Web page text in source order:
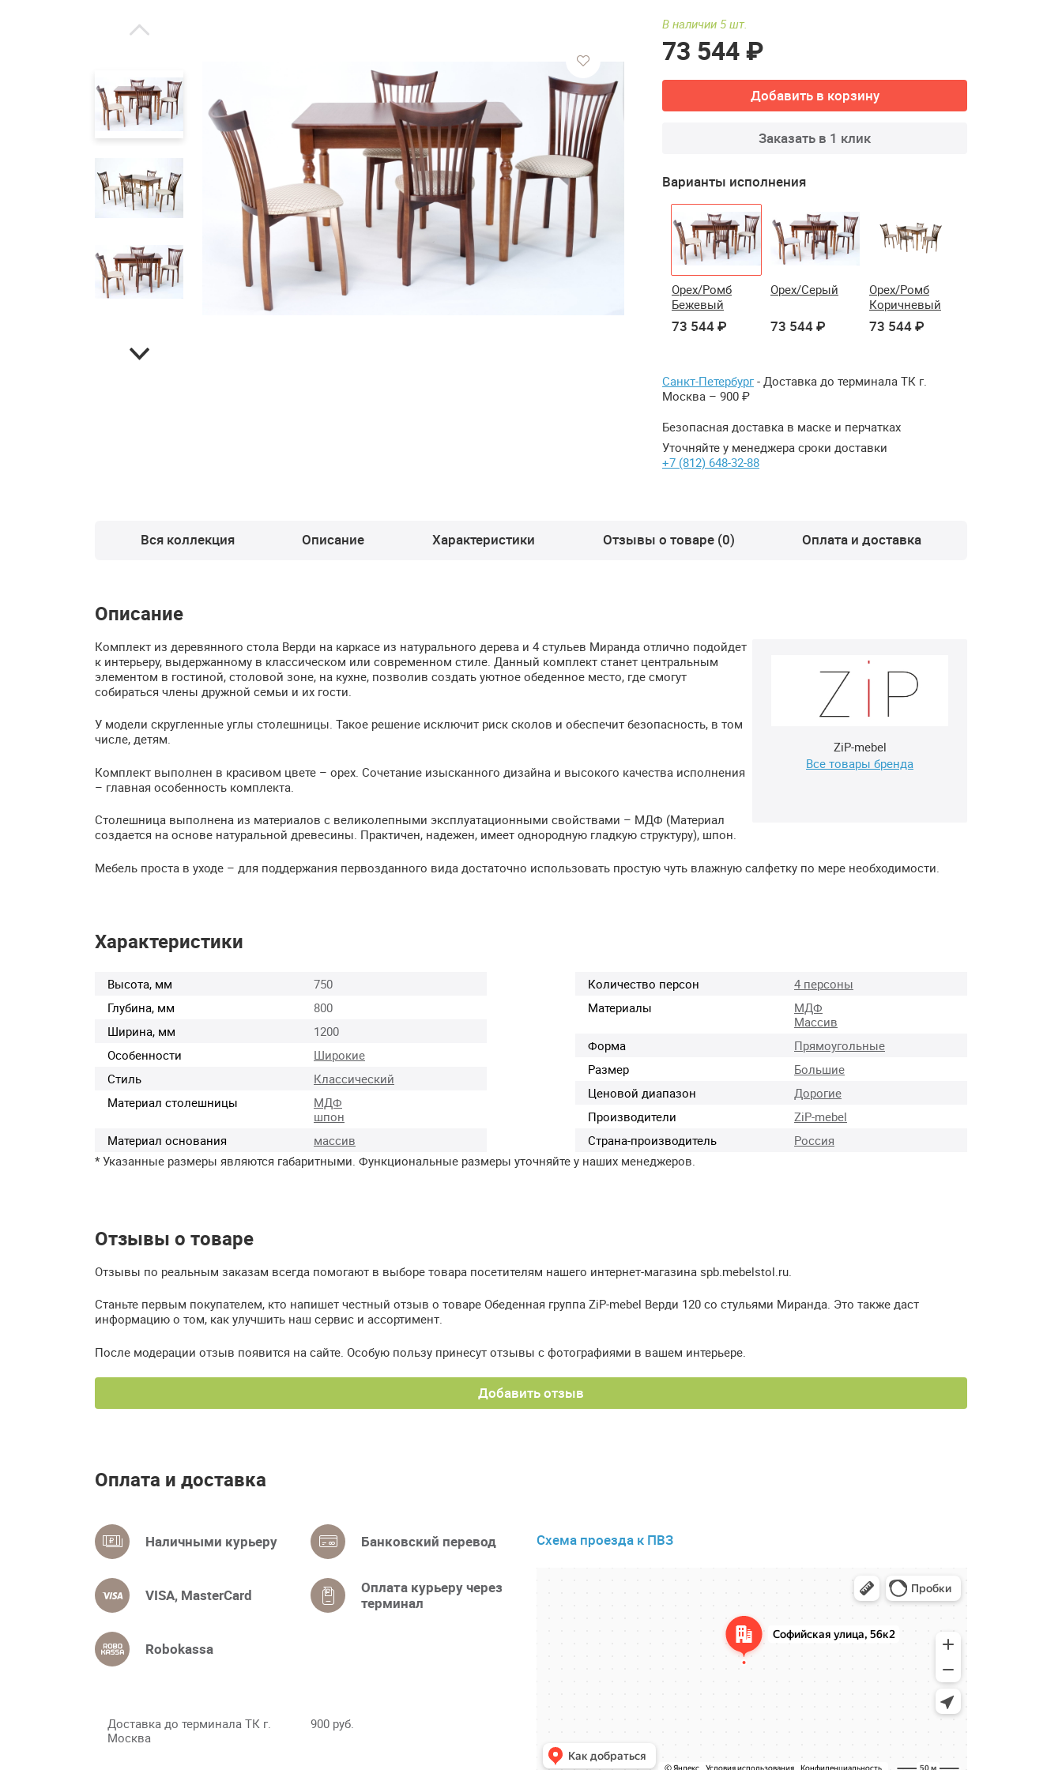
В наличии 5 шт.
73 544 ₽
Добавить в корзину
Заказать в 1 клик
Варианты исполнения
Орех/Ромб
Бежевый
73 544 ₽
Орех/Серый
73 544 ₽
Орех/Ромб
Коричневый
73 544 ₽
Санкт-Петербург- Доставка до терминала ТК г.
Москва – 900 ₽
Безопасная доставка в маске и перчатках
Уточняйте у менеджера сроки доставки
+7 (812) 648-32-88
Вся коллекция Описание Характеристики Отзывы о товаре (0) Оплата и доставка
Описание
ZiP-mebel
Все товары бренда
Комплект из деревянного стола Верди на каркасе из натурального дерева и 4 стульев Миранда отлично подойдет
к интерьеру, выдержанному в классическом или современном стиле. Данный комплект станет центральным
элементом в гостиной, столовой зоне, на кухне, позволив создать уютное обеденное место, где смогут
собираться члены дружной семьи и их гости.
У модели скругленные углы столешницы. Такое решение исключит риск сколов и обеспечит безопасность, в том
числе, детям.
Комплект выполнен в красивом цвете – орех. Сочетание изысканного дизайна и высокого качества исполнения
– главная особенность комплекта.
Столешница выполнена из материалов с великолепными эксплуатационными свойствами – МДФ (Материал
создается на основе натуральной древесины. Практичен, надежен, имеет однородную гладкую структуру), шпон.
Мебель проста в уходе – для поддержания первозданного вида достаточно использовать простую чуть влажную салфетку по мере необходимости.
Характеристики
Высота, мм
750
Глубина, мм
800
Ширина, мм
1200
Особенности
Широкие
Стиль
Классический
Материал столешницы
МДФ
шпон
Материал основания
массив
Количество персон
4 персоны
Материалы
МДФ
Массив
Форма
Прямоугольные
Размер
Большие
Ценовой диапазон
Дорогие
Производители
ZiP-mebel
Страна-производитель
Россия
* Указанные размеры являются габаритными. Функциональные размеры уточняйте у наших менеджеров.
Отзывы о товаре
Отзывы по реальным заказам всегда помогают в выборе товара посетителям нашего интернет-магазина spb.mebelstol.ru.
Станьте первым покупателем, кто напишет честный отзыв о товаре Обеденная группа ZiP-mebel Верди 120 со стульями Миранда. Это также даст
информацию о том, как улучшить наш сервис и ассортимент.
После модерации отзыв появится на сайте. Особую пользу принесут отзывы с фотографиями в вашем интерьере.
Добавить отзыв
Оплата и доставка
Наличными курьеру Банковский перевод
VISA, MasterCard
Оплата курьеру через
терминал
Robokassa
Доставка до терминала ТК г.
Москва
900 руб.
Схема проезда к ПВЗ